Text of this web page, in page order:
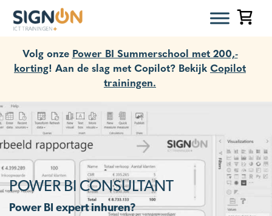
Volg onze Power BI Summerschool met 200,-
korting! Aan de slag met Copilot? Bekijk Copilot
trainingen.
POWER BI CONSULTANT
Power BI expert inhuren?